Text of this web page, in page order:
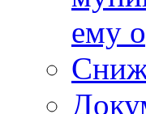
ему